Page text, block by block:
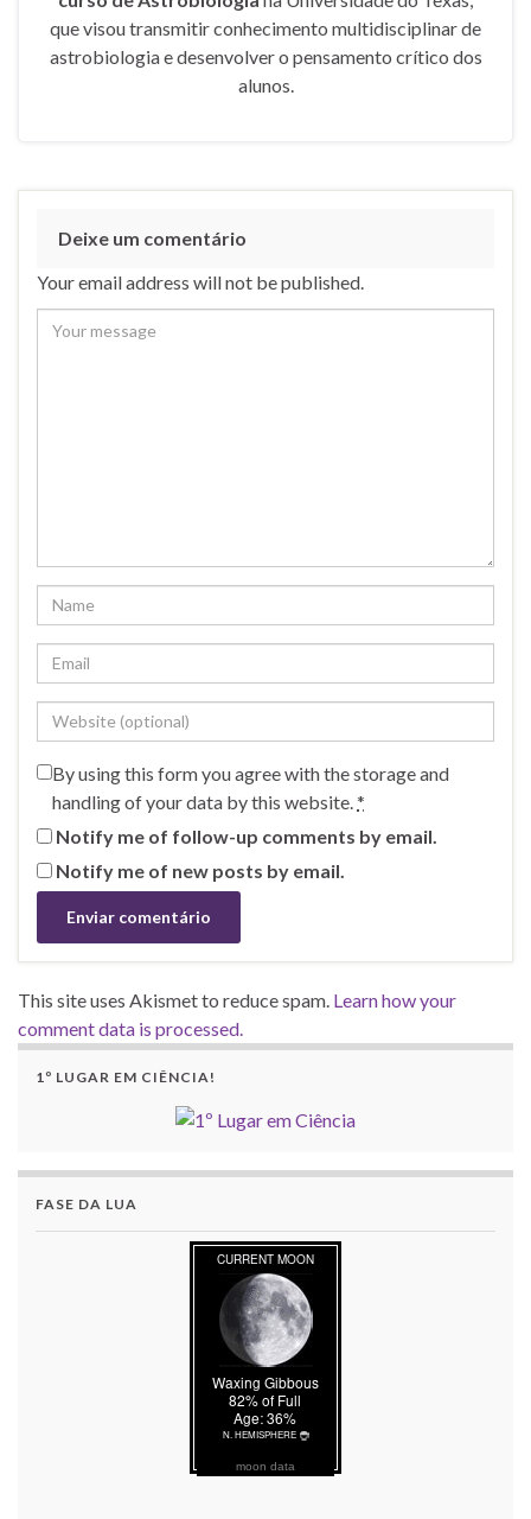
que visou transmitir conhecimento multidisciplinar de
astrobiologia e desenvolver o pensamento crítico dos
alunos.
Deixe um comentário
Your email address will not be published.
By using this form you agree with the storage and
handling of your data by this website. *
Notify me of follow-up comments by email.
Notify me of new posts by email.
This site uses Akismet to reduce spam. Learn how your
comment data is processed.
1º LUGAR EM CIÊNCIA!
FASE DA LUA
moon data